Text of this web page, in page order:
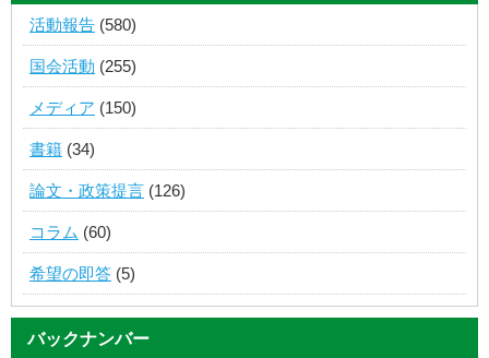
活動報告 (580)
国会活動 (255)
メディア (150)
書籍 (34)
論文・政策提言 (126)
コラム (60)
希望の即答 (5)
バックナンバー